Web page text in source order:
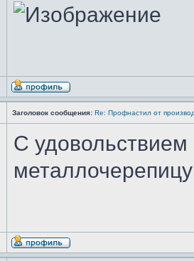
Заголовок сообщения: Re: Профнастил от
С